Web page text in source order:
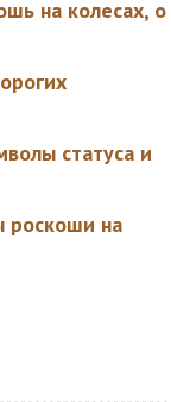
на колесах, о
статуса и
роскоши на